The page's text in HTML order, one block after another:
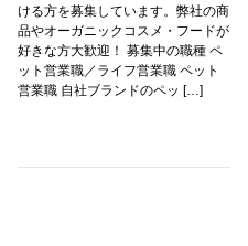
ける方を募集しています。弊社の商
品やオーガニックコスメ・フードが
好きな方大歓迎！ 募集中の職種 ペ
ット営業職／ライフ営業職 ペット
営業職 自社ブランドのペッ […]